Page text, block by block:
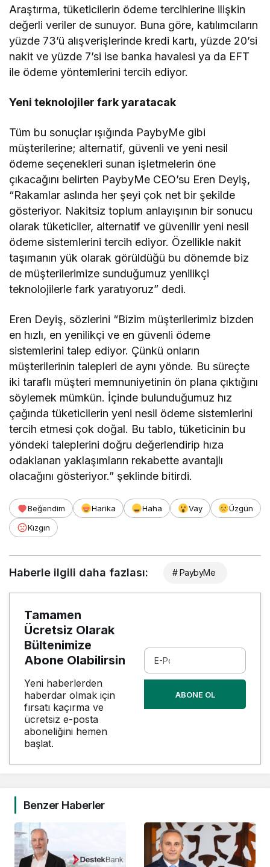
Araştırma, tüketicilerin ödeme tercihlerine ilişkin
değerli veriler de sunuyor. Buna göre, katılımcıların
yüzde 73’ü alışverişlerinde kredi kartı, yüzde 20’si
nakit ve yüzde 7’si ise banka havalesi ya da EFT
ile ödeme yöntemlerini tercih ediyor.
Yeni teknolojiler fark yaratacak
Tüm bu sonuçlar ışığında PaybyMe gibi
müşterilerine; alternatif, güvenli ve yeni nesil
ödeme seçenekleri sunan işletmelerin öne
çıkacağını belirten PaybyMe CEO’su Eren Deyiş,
“Rakamlar aslında her şeyi çok net bir şekilde
gösteriyor. Nakitsiz toplum anlayışının bir sonucu
olarak tüketiciler, alternatif ve güvenilir yeni nesil
ödeme sistemlerini tercih ediyor. Özellikle nakit
taşımanın yük olarak görüldüğü bu dönemde biz
de müşterilerimize sunduğumuz yenilikçi
teknolojilerle fark yaratıyoruz” dedi.
Eren Deyiş, sözlerini “Bizim müşterilerimiz bizden
en hızlı, en yenilikçi ve en güvenli ödeme
sistemlerini talep ediyor. Çünkü onların
müşterilerinin talepleri de aynı yönde. Bu süreçte
iki taraflı müşteri memnuniyetinin ön plana çıktığını
söylemek mümkün. İçinde bulunduğumuz hız
çağında tüketicilerin yeni nesil ödeme sistemlerini
tercih etmesi çok doğal. Bu tablo, tüketicinin bu
yöndeki taleplerini doğru değerlendirip hıza
odaklanan yaklaşımların rekabette avantajlı
olacağını gösteriyor.” şeklinde bitirdi.
Beğendim Harika Haha Vay
Üzgün
Kızgın
Haberle ilgili daha fazlası: # PaybyMe
Tamamen
Ücretsiz Olarak
Bültenimize
Abone Olabilirsin
Yeni haberlerden
haberdar olmak için
fırsatı kaçırma ve
ücretsiz e-posta
aboneliğini hemen
başlat.
ABONE OL
Benzer Haberler